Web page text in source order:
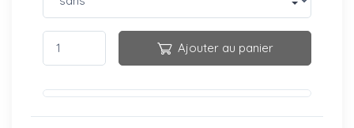
Ajouter au panier